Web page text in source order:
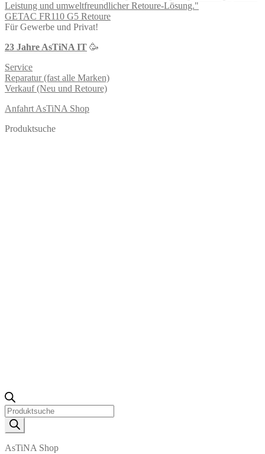
GETAC FR110 G5 Retoure
Für Gewerbe und Privat!
23 Jahre AsTiNA IT 🥳
Service
Reparatur (fast alle Marken)
Verkauf (Neu und Retoure)
Anfahrt AsTiNA Shop
Produktsuche
Products
search
AsTiNA Shop